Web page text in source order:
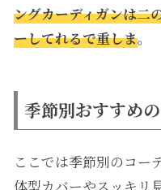
ングカーディガンは二
ーしてれるで重しま。
季節別おすすめ
ここでは季節別のコー
体型カバーやスッキリ